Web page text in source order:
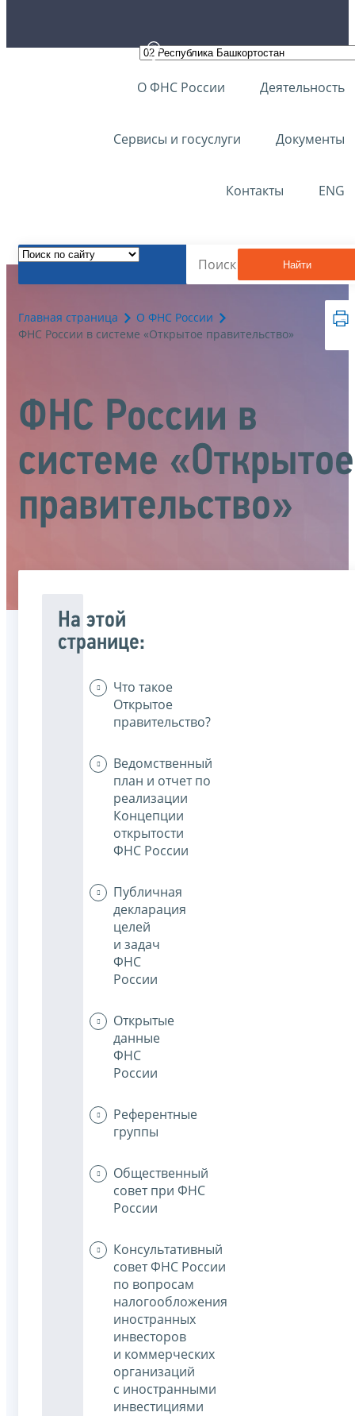
О ФНС России Деятельность
Сервисы и госуслуги Документы
Контакты ENG
Найти
Главная страница
О ФНС России
ФНС России в системе «Открытое правительство»
ФНС России в
системе «Открытое
правительство»
На этой
странице:
Что такое
Открытое
правительство?
Ведомственный
план и отчет по
реализации
Концепции
открытости
ФНС России
Публичная
декларация
целей
и задач
ФНС
России
Открытые
данные
ФНС
России
Референтные
группы
Общественный
совет при ФНС
России
Консультативный
совет ФНС России
по вопросам
налогообложения
иностранных
инвесторов
и коммерческих
организаций
с иностранными
инвестициями